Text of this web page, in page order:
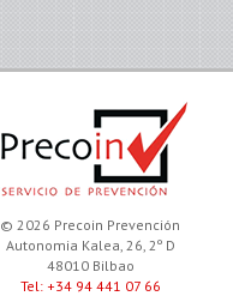
© 2026 Precoin Prevención
Autonomia Kalea, 26, 2º D
48010 Bilbao
Tel: +34 94 441 07 66